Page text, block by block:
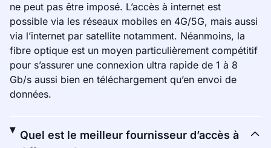
ne peut pas être imposé. L’accès à internet est
possible via les réseaux mobiles en 4G/5G, mais aussi
via l’internet par satellite notamment. Néanmoins, la
fibre optique est un moyen particulièrement compétitif
pour s’assurer une connexion ultra rapide de 1 à 8
Gb/s aussi bien en téléchargement qu’en envoi de
données.
Quel est le meilleur fournisseur d’accès à